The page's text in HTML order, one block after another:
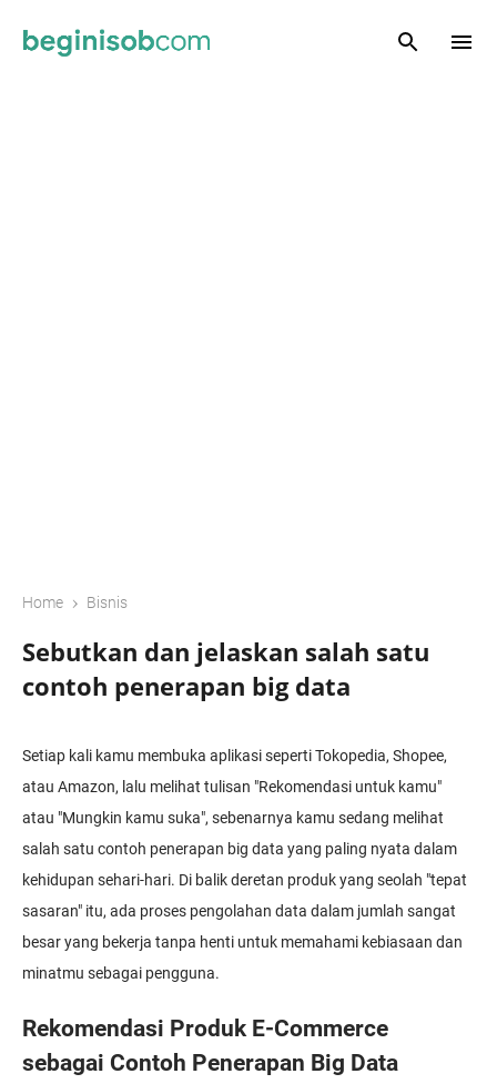
Home › Bisnis
Sebutkan dan jelaskan salah satu
contoh penerapan big data
Setiap kali kamu membuka aplikasi seperti Tokopedia, Shopee,
atau Amazon, lalu melihat tulisan "Rekomendasi untuk kamu"
atau "Mungkin kamu suka", sebenarnya kamu sedang melihat
salah satu contoh penerapan big data yang paling nyata dalam
kehidupan sehari-hari. Di balik deretan produk yang seolah "tepat
sasaran" itu, ada proses pengolahan data dalam jumlah sangat
besar yang bekerja tanpa henti untuk memahami kebiasaan dan
minatmu sebagai pengguna.
Rekomendasi Produk E-Commerce
sebagai Contoh Penerapan Big Data